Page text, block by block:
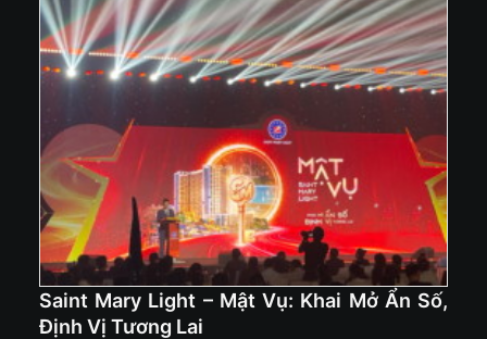
Saint Mary Light – Mật Vụ: Khai Mở Ẩn Số,
Định Vị Tương Lai